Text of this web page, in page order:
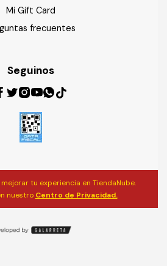
Mi Gift Card
frecuentes
Seguinos
tu experiencia en TiendaNube.
nuestro Centro de Privacidad.